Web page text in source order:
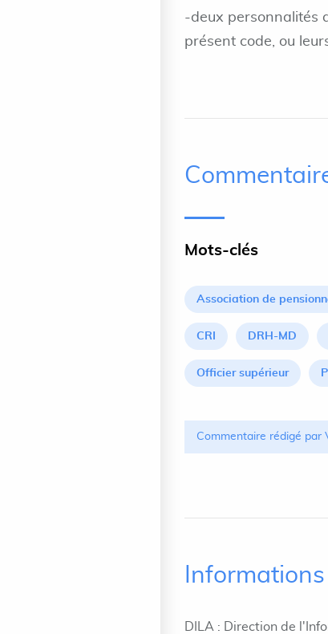
-deux personnalités
présent code, ou
Mots-clés
Association de
CRI DRH-MD
Officier supérieur
Commentaire rédigé par
DILA : Direction de